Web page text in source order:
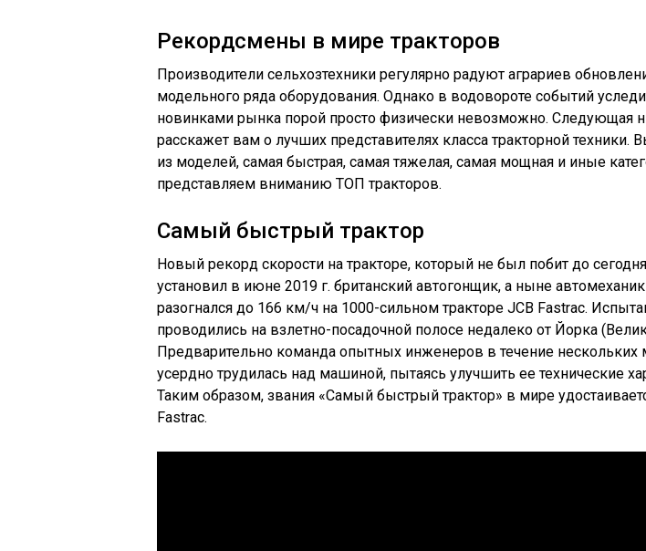
Рекордсмены в мире тракторов
Производители сельхозтехники регулярно радуют аграриев
модельного ряда оборудования. Однако в водовороте событий
новинками рынка порой просто физически невозможно. Следующая
расскажет вам о лучших представителях класса тракторной техники.
из моделей, самая быстрая, самая тяжелая, самая мощная и иные
представляем вниманию ТОП тракторов.
Самый быстрый трактор
Новый рекорд скорости на тракторе, который не был побит до
установил в июне 2019 г. британский автогонщик, а ныне
разогнался до 166 км/ч на 1000-сильном тракторе JCB Fastrac.
проводились на взлетно-посадочной полосе недалеко от Йорка
Предварительно команда опытных инженеров в течение нескольких
усердно трудилась над машиной, пытаясь улучшить ее технические
Таким образом, звания «Самый быстрый трактор» в мире
Fastrac.